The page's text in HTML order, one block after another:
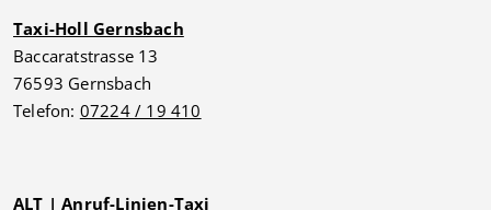
Taxi-Holl Gernsbach
Baccaratstrasse 13
76593 Gernsbach
Telefon: 07224 / 19 410
ALT | Anruf-Linien-Taxi